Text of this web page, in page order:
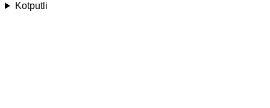
Kotputli